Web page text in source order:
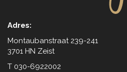
Adres:
Montaubanstraat 239-241
3701 HN Zeist
T 030-6922002